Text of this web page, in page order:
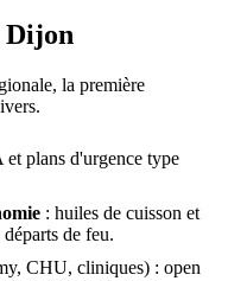
Dijon
la première
et plans d'urgence type
: huiles de cuisson et
de feu.
CHU, cliniques) : open